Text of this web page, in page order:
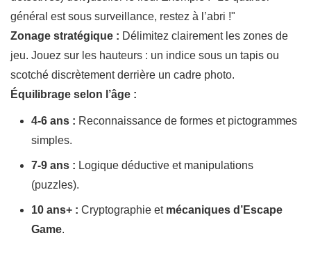
général est sous surveillance, restez à l’abri !"
Zonage stratégique : Délimitez clairement les zones de
jeu. Jouez sur les hauteurs : un indice sous un tapis ou
scotché discrètement derrière un cadre photo.
Équilibrage selon l’âge :
4-6 ans : Reconnaissance de formes et pictogrammes
simples.
7-9 ans : Logique déductive et manipulations
(puzzles).
10 ans+ : Cryptographie et mécaniques d’Escape
Game.